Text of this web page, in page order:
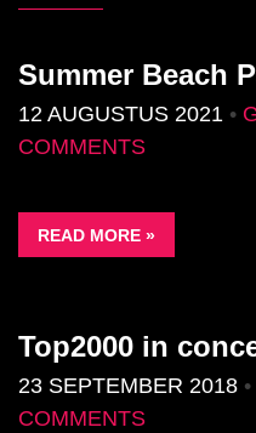
Summer Beach
12 AUGUSTUS 2021 •
COMMENTS
READ MORE »
Top2000 in
23 SEPTEMBER 2018 •
COMMENTS